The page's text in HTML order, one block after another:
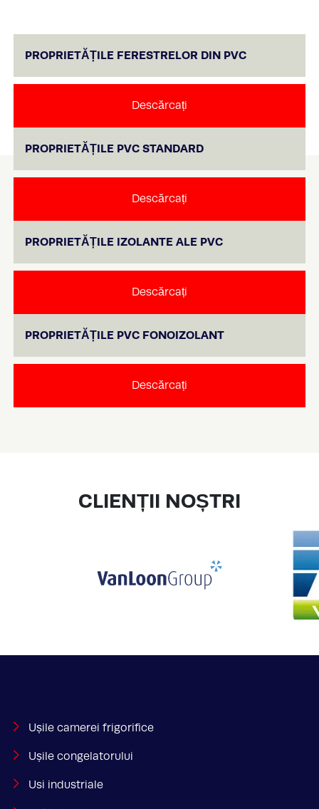
PROPRIETĂȚILE FERESTRELOR DIN PVC
Descărcați
PROPRIETĂȚILE PVC STANDARD
Descărcați
PROPRIETĂȚILE IZOLANTE ALE PVC
Descărcați
PROPRIETĂȚILE PVC FONOIZOLANT
Descărcați
CLIENȚII NOȘTRI
Ușile camerei frigorifice
Ușile congelatorului
Usi industriale